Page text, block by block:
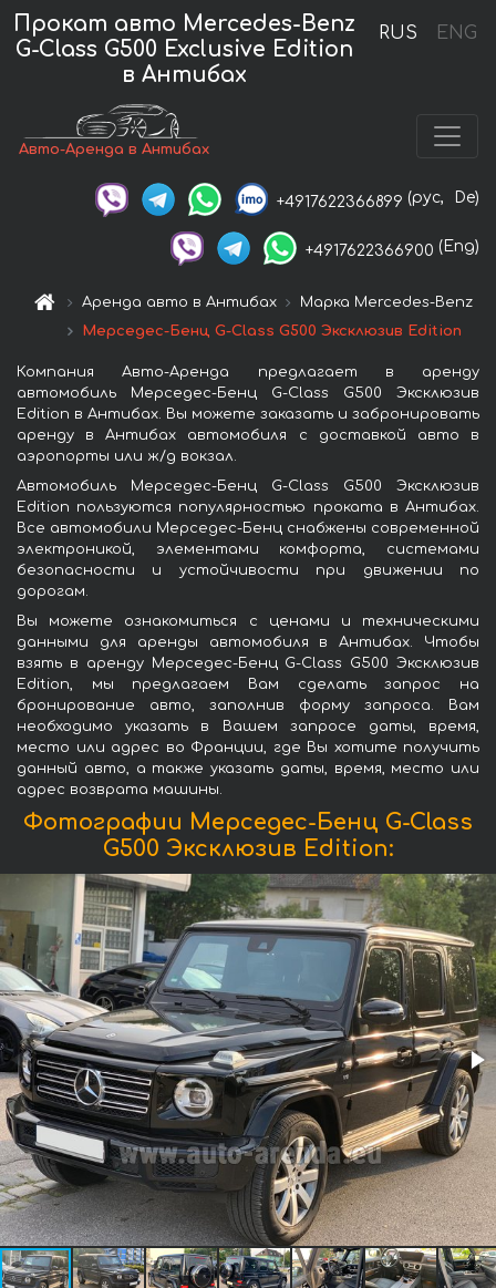
RUS ENG
Прокат авто Mercedes-Benz
G-Class G500 Exclusive Edition
в Антибах
Авто-Аренда в Антибах
+4917622366899 (рус, De)
+4917622366900 (Eng)
Аренда авто в Антибах
Марка Mercedes-Benz
Мерседес-Бенц G-Class G500 Эксклюзив Edition
Компания Авто-Аренда предлагает в аренду
автомобиль Мерседес-Бенц G-Class G500 Эксклюзив
Edition в Антибах. Вы можете заказать и забронировать
аренду в Антибах автомобиля с доставкой авто в
аэропорты или ж/д вокзал.
Автомобиль Мерседес-Бенц G-Class G500 Эксклюзив
Edition пользуются популярностью проката в Антибах.
Все автомобили Мерседес-Бенц снабжены современной
электроникой, элементами комфорта, системами
безопасности и устойчивости при движении по
дорогам.
Вы можете ознакомиться с ценами и техническими
данными для аренды автомобиля в Антибах. Чтобы
взять в аренду Мерседес-Бенц G-Class G500 Эксклюзив
Edition, мы предлагаем Вам сделать запрос на
бронирование авто, заполнив форму запроса. Вам
необходимо указать в Вашем запросе даты, время,
место или адрес во Франции, где Вы хотите получить
данный авто, а также указать даты, время, место или
адрес возврата машины.
Фотографии Мерседес-Бенц G-Class
G500 Эксклюзив Edition: